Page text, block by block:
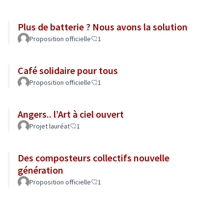
Plus de batterie ? Nous avons la solution
Proposition officielle 1
Café solidaire pour tous
Proposition officielle 1
Angers.. l’Art à ciel ouvert
Projet lauréat 1
Des composteurs collectifs nouvelle
génération
Proposition officielle 1